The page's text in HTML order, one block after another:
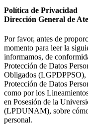
Política de Privacidad
Dirección General de
Por favor, antes de
momento para leer la
informamos, de
Protección de Datos
Obligados (LGPDPPSO),
Protección de Datos
como por los
en Posesión de la
(LPDUNAM), sobre
personal.